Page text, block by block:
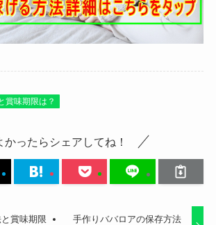
賞味期限は？
かったらシェアしてね！
賞味期限
手作りババロアの保存方法